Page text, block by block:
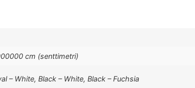
cm (senttimetri)
– White, Black – White, Black – Fuchsia